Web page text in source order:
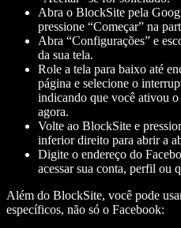
Abra o BlockSite pela
pressione “Começar” na
Abra “Configurações” e
da sua tela.
Role a tela para baixo até
página e selecione o
indicando que você ativou
agora.
Volte ao BlockSite e
inferior direito para abrir a
Digite o endereço do
acessar sua conta, perfil ou
Além do BlockSite, você pode
específicos, não só o Facebook: